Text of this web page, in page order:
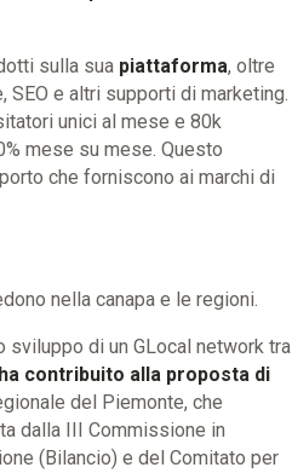
sulla sua piattaforma, oltre
e altri supporti di marketing.
unici al mese e 80k
mese su mese. Questo
che forniscono ai marchi di
nella canapa e le regioni.
sviluppo di un GLocal network tra
ha contribuito alla proposta di
del Piemonte, che
dalla III Commissione in
(Bilancio) e del Comitato per